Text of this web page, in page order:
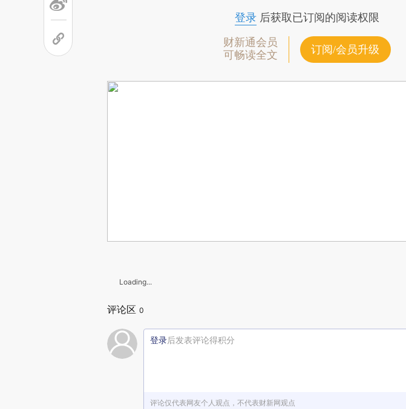
登录后获取已订阅的阅读权限
财新通会员
可畅读全文
订阅/会员升级
Loading...
评论区 0
登录后发表评论得积分
评论仅代表网友个人观点，不代表财新网观点